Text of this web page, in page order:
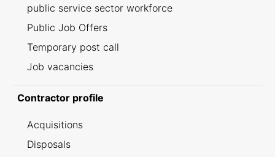
public service sector workforce
Public Job Offers
Temporary post call
Job vacancies
Contractor profile
Acquisitions
Disposals